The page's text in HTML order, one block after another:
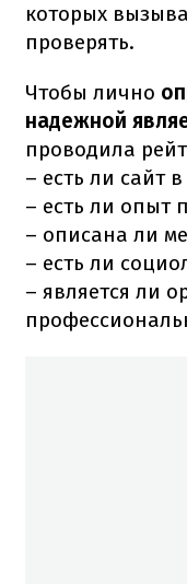
которых
проверять.
Чтобы лично
надежной
проводила
– есть ли сайт
– есть ли опыт
– описана ли
– есть ли
– является ли